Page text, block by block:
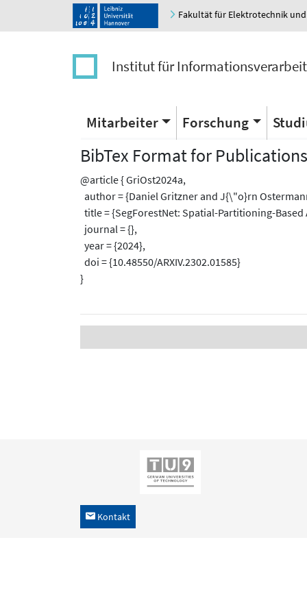
Fakultät für Elektrotechnik
Institut für
Mitarbeiter Forschung
BibTex Format for Publications
@article { GriOst2024a,
author = {Daniel Gritzner and J{\"o}rn
title = {SegForestNet: Spatial-Partitioning-
journal = {},
year = {2024},
doi = {10.48550/ARXIV.2302.01585}
}
h Kontakt